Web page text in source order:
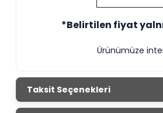
*Belirtilen fiyat
Ürünümüze
Taksit Seçenekleri